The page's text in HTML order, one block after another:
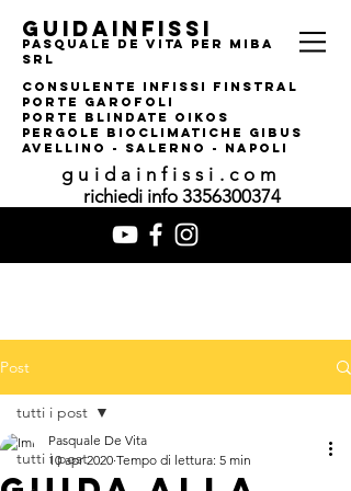
guidainfissi
pasquale de vita per MIBA
srl
consulente infissi finstral
porte garofoli
PORTE BLINDATE OIKOS
pERGOLE bIOCLIMATI CHE gIBUS
AVELLINO - SALERNO - NAPOLI
guidainfissi.com
richiedi info 3356300374
Post
tutti i post
tutti i post
Pasquale De Vita
10 apr 2020 Tempo di lettura: 5 min